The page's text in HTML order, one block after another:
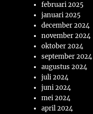
februari 2025
januari 2025
december 2024
november 2024
oktober 2024
september 2024
augustus 2024
juli 2024
juni 2024
mei 2024
april 2024